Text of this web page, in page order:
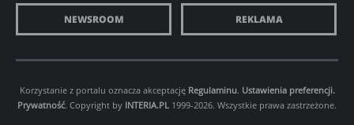
NEWSROOM REKLAMA
Korzystanie z portalu oznacza akceptację Regulaminu. Ustawienia preferencji.
Prywatność. Copyright by INTERIA.PL 1999-2026. Wszystkie prawa zastrzeżone.